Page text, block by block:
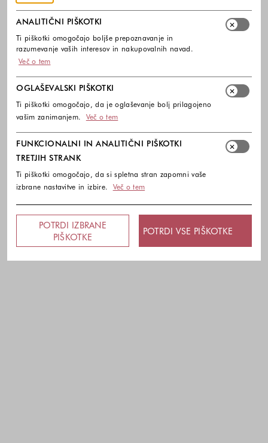
ANALITIČNI PIŠKOTKI
Ti piškotki omogočajo boljše prepoznavanje in
razumevanje vaših interesov in nakupovalnih navad.
Več o tem
OGLAŠEVALSKI PIŠKOTKI
Ti piškotki omogočajo, da je oglaševanje bolj prilagojeno
vašim zanimanjem.
Več o tem
FUNKCIONALNI IN ANALITIČNI PIŠKOTKI
TRETJIH STRANK
Ti piškotki omogočajo, da si spletna stran zapomni vaše
izbrane nastavitve in izbire.
Več o tem
POTRDI IZBRANE
PIŠKOTKE
POTRDI VSE PIŠKOTKE